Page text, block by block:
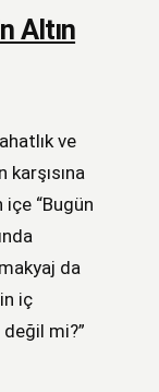
Altın
ve
karşısına
içe “Bugün
da
iç
mi?”